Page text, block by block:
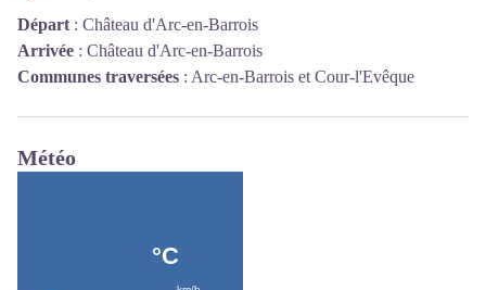
Départ : Château d'Arc-en-Barrois
Arrivée : Château d'Arc-en-Barrois
Communes traversées : Arc-en-Barrois et Cour-l'Evêque
Météo